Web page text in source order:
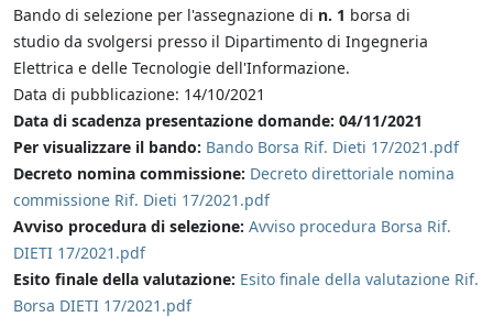
Bando di selezione per l'assegnazione di n. 1 borsa di
studio da svolgersi presso il Dipartimento di Ingegneria
Elettrica e delle Tecnologie dell'Informazione.
Data di pubblicazione: 14/10/2021
Data di scadenza presentazione domande: 04/11/2021
Per visualizzare il bando: Bando Borsa Rif. Dieti 17/2021.pdf
Decreto nomina commissione: Decreto direttoriale nomina
commissione Rif. Dieti 17/2021.pdf
Avviso procedura di selezione: Avviso procedura Borsa Rif.
DIETI 17/2021.pdf
Esito finale della valutazione: Esito finale della valutazione Rif.
Borsa DIETI 17/2021.pdf